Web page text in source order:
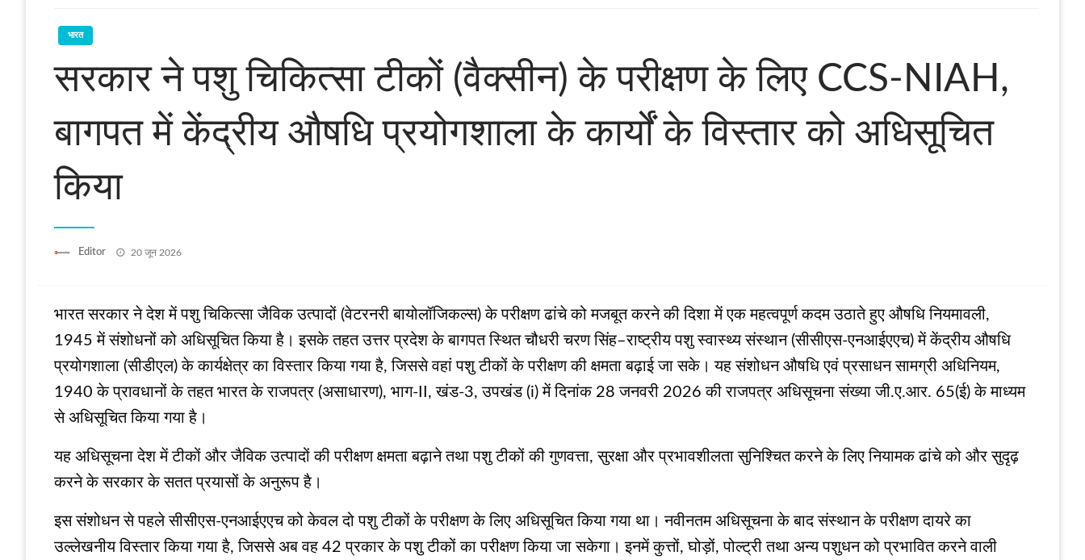
भारत
सरकार ने पशु चिकित्सा टीकों (वैक्सीन) के परीक्षण के लिए CCS-NIAH,
बागपत में केंद्रीय औषधि प्रयोगशाला के कार्यों के विस्तार को अधिसूचित
किया
Editor
Posted
20 जून 2026
भारत सरकार ने देश में पशु चिकित्सा जैविक उत्पादों (वेटरनरी बायोलॉजिकल्स) के परीक्षण ढांचे को मजबूत करने की दिशा में एक महत्वपूर्ण कदम उठाते हुए औषधि नियमावली,
1945 में संशोधनों को अधिसूचित किया है। इसके तहत उत्तर प्रदेश के बागपत स्थित चौधरी चरण सिंह–राष्ट्रीय पशु स्वास्थ्य संस्थान (सीसीएस-एनआईएएच) में केंद्रीय औषधि
प्रयोगशाला (सीडीएल) के कार्यक्षेत्र का विस्तार किया गया है, जिससे वहां पशु टीकों के परीक्षण की क्षमता बढ़ाई जा सके। यह संशोधन औषधि एवं प्रसाधन सामग्री अधिनियम,
1940 के प्रावधानों के तहत भारत के राजपत्र (असाधारण), भाग-II, खंड-3, उपखंड (i) में दिनांक 28 जनवरी 2026 की राजपत्र अधिसूचना संख्या जी.ए.आर. 65(ई) के माध्यम
से अधिसूचित किया गया है।
यह अधिसूचना देश में टीकों और जैविक उत्पादों की परीक्षण क्षमता बढ़ाने तथा पशु टीकों की गुणवत्ता, सुरक्षा और प्रभावशीलता सुनिश्चित करने के लिए नियामक ढांचे को और सुदृढ़
करने के सरकार के सतत प्रयासों के अनुरूप है।
इस संशोधन से पहले सीसीएस-एनआईएएच को केवल दो पशु टीकों के परीक्षण के लिए अधिसूचित किया गया था। नवीनतम अधिसूचना के बाद संस्थान के परीक्षण दायरे का
उल्लेखनीय विस्तार किया गया है, जिससे अब वह 42 प्रकार के पशु टीकों का परीक्षण किया जा सकेगा। इनमें कुत्तों, घोड़ों, पोल्ट्री तथा अन्य पशुधन को प्रभावित करने वाली